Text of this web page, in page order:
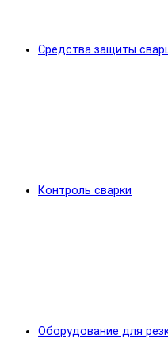
Средства защиты
Контроль сварки
Оборудование для